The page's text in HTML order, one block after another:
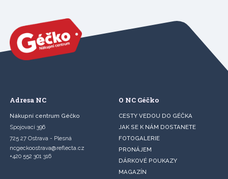
Adresa NC
Nákupní centrum Géčko
Spojovací 396
725 27 Ostrava - Plesná
ncgeckoostrava@reflecta.cz
+420 552 301 316
O NC Géčko
CESTY VEDOU DO GÉČKA
JAK SE K NÁM DOSTANETE
FOTOGALERIE
PRONÁJEM
DÁRKOVÉ POUKAZY
MAGAZÍN